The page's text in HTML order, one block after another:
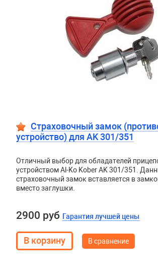
Страховочный замок
устройство) для AK 301/351
Отличный выбор для обладателей
устройством Al-Ko Kober AK 301/351.
страховочный замок вставляется в
вместо заглушки.
2900 руб Гарантия лучшей цены
В сравнение